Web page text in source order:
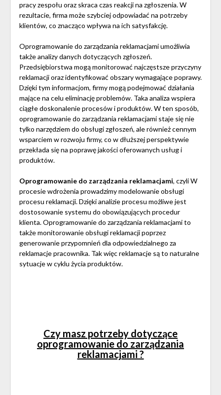
pracy zespołu oraz skraca czas reakcji na zgłoszenia. W
rezultacie, firma może szybciej odpowiadać na potrzeby
klientów, co znacząco wpływa na ich satysfakcję.
Oprogramowanie do zarządzania reklamacjami umożliwia
także analizy danych dotyczących zgłoszeń.
Przedsiębiorstwa mogą monitorować najczęstsze przyczyny
reklamacji oraz identyfikować obszary wymagające poprawy.
Dzięki tym informacjom, firmy mogą podejmować działania
mające na celu eliminację problemów. Taka analiza wspiera
ciągłe doskonalenie procesów i produktów. W ten sposób,
oprogramowanie do zarządzania reklamacjami staje się nie
tylko narzędziem do obsługi zgłoszeń, ale również cennym
wsparciem w rozwoju firmy, co w dłuższej perspektywie
przekłada się na poprawę jakości oferowanych usług i
produktów.
Oprogramowanie do zarządzania reklamacjami, czyli W
procesie wdrożenia prowadzimy modelowanie obsługi
procesu reklamacji. Dzięki analizie procesu możliwe jest
dostosowanie systemu do obowiązujących procedur
klienta. Oprogramowanie do zarządzania reklamacjami to
także monitorowanie obsługi reklamacji poprzez
generowanie przypomnień dla odpowiedzialnego za
reklamacje pracownika. Tak więc reklamacje są to naturalne
sytuacje w cyklu życia produktów.
Czy masz potrzeby dotyczące
oprogramowanie do zarządzania
reklamacjami ?